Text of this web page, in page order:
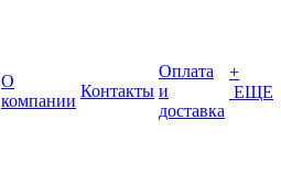
О
компании
Контакты
Оплата
и
доставка
+
ЕЩЕ